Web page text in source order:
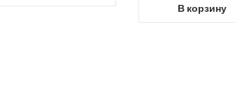
В корзину